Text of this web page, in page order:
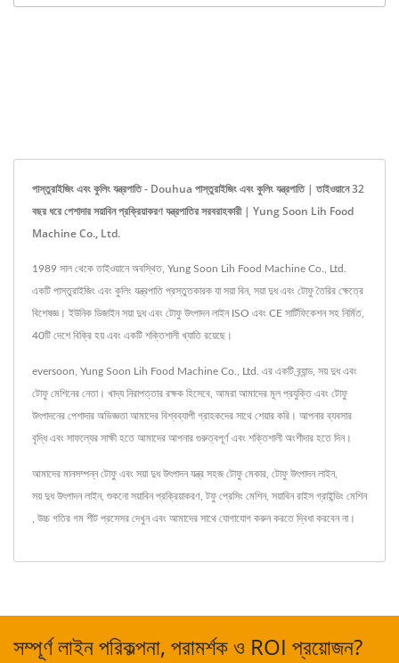
পাস্তুরাইজিং এবং কুলিং যন্ত্রপাতি - Douhua পাস্তুরাইজিং এবং কুলিং যন্ত্রপাতি | তাইওয়ানে 32
বছর ধরে পেশাদার সয়াবিন প্রক্রিয়াকরণ যন্ত্রপাতির সরবরাহকারী | Yung Soon Lih Food
Machine Co., Ltd.
1989 সাল থেকে তাইওয়ানে অবস্থিত, Yung Soon Lih Food Machine Co., Ltd.
একটি পাস্তুরাইজিং এবং কুলিং যন্ত্রপাতি প্রস্তুতকারক যা সয়া বিন, সয়া দুধ এবং টোফু তৈরির ক্ষেত্রে
বিশেষজ্ঞ। ইউনিক ডিজাইন সয়া দুধ এবং টোফু উৎপাদন লাইন ISO এবং CE সার্টিফিকেশন সহ নির্মিত,
40টি দেশে বিক্রি হয় এবং একটি শক্তিশালী খ্যাতি রয়েছে।
eversoon, Yung Soon Lih Food Machine Co., Ltd. এর একটি ব্র্যান্ড, সয় দুধ এবং
টোফু মেশিনের নেতা। খাদ্য নিরাপত্তার রক্ষক হিসেবে, আমরা আমাদের মূল প্রযুক্তি এবং টোফু
উৎপাদনের পেশাদার অভিজ্ঞতা আমাদের বিশ্বব্যাপী গ্রাহকদের সাথে শেয়ার করি। আপনার ব্যবসার
বৃদ্ধি এবং সাফল্যের সাক্ষী হতে আমাদের আপনার গুরুত্বপূর্ণ এবং শক্তিশালী অংশীদার হতে দিন।
আমাদের মানসম্পন্ন টোফু এবং সয়া দুধ উৎপাদন যন্ত্র সহজ টোফু মেকার টোফু উৎপাদন লাইন,
সয় দুধ উৎপাদন লাইন, শুকনো সয়াবিন প্রক্রিয়াকরণ ,টফু প্রেসিং মেশিন, সয়াবিন রাইস গ্রাইন্ডিং মেশিন
উচ্চ গতির গম শীট প্রসেসর দেখুন এবং আমাদের সাথে যোগাযোগ করুনকরতে দ্বিধা করবেন না।
সম্পূর্ণ লাইন পরিকল্পনা, পরামর্শক ও ROI প্রয়োজন?